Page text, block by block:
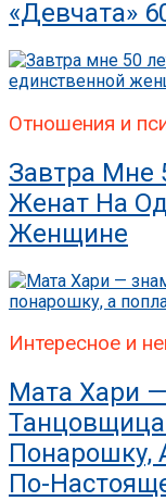
«Девчата»
Отношения и
Завтра Мне
Женат На
Женщине
Интересное и
Мата Хари
Понарошку,
По-